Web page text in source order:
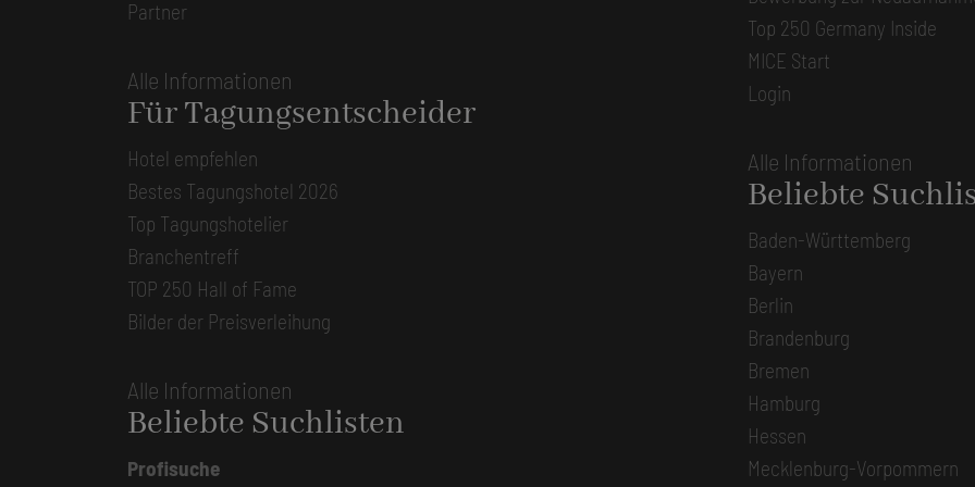
Partner
Alle Informationen
Für Tagungsentscheider
Hotel empfehlen
Bestes Tagungshotel 2026
Top Tagungshotelier
Branchentreff
TOP 250 Hall of Fame
Bilder der Preisverleihung
Alle Informationen
Beliebte Suchlisten
Profisuche
Top 250 Germany Inside
MICE Start
Login
Alle Informationen
Beliebte
Baden-Württemberg
Bayern
Berlin
Brandenburg
Bremen
Hamburg
Hessen
Mecklenburg-Vorpommern